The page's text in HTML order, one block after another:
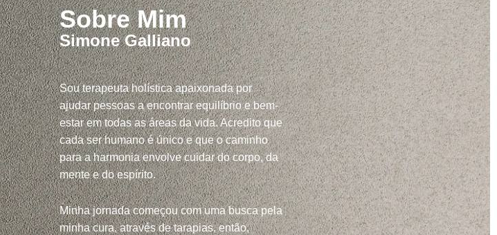
Sobre Mim
Simone Galliano
Sou terapeuta holística apaixonada por
ajudar pessoas a encontrar equilíbrio e bem-
estar em todas as áreas da vida. Acredito que
cada ser humano é único e que o caminho
para a harmonia envolve cuidar do corpo, da
mente e do espírito.
Minha jornada começou com uma busca pela
minha cura, através de tarapias, então,